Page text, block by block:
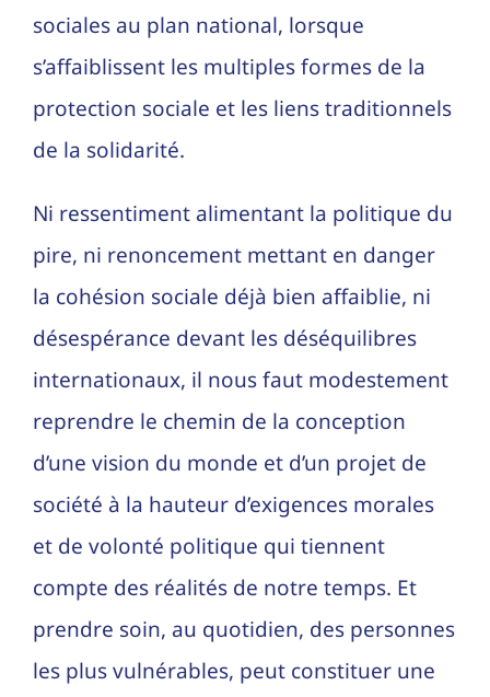
sociales au plan national, lorsque
s’affaiblissent les multiples formes de la
protection sociale et les liens traditionnels
de la solidarité.
Ni ressentiment alimentant la politique du
pire, ni renoncement mettant en danger
la cohésion sociale déjà bien affaiblie, ni
désespérance devant les déséquilibres
internationaux, il nous faut modestement
reprendre le chemin de la conception
d’une vision du monde et d’un projet de
société à la hauteur d’exigences morales
et de volonté politique qui tiennent
compte des réalités de notre temps. Et
prendre soin, au quotidien, des personnes
les plus vulnérables, peut constituer une